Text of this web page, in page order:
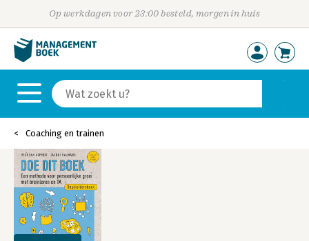
Op werkdagen voor 23:00 besteld, morgen in huis
Coaching en trainen